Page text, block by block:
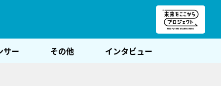
サー その他 インタビュー